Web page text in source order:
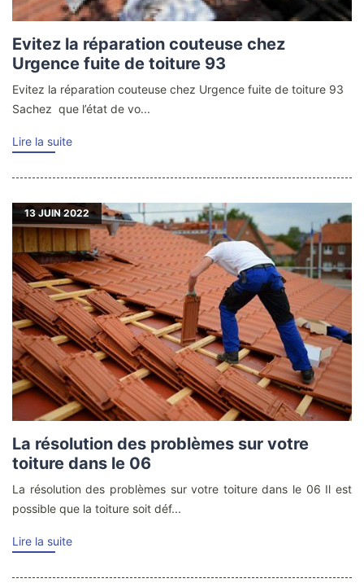
Evitez la réparation couteuse chez
Urgence fuite de toiture 93
Evitez la réparation couteuse chez Urgence fuite de toiture 93
Sachez que l’état de vo...
Lire la suite
13JUIN 2022
La résolution des problèmes sur votre
toiture dans le 06
La résolution des problèmes sur votre toiture dans le 06 Il est
possible que la toiture soit déf...
Lire la suite